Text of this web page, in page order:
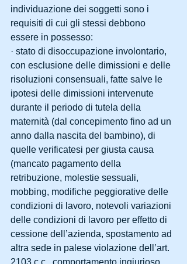
individuazione dei soggetti sono i
requisiti di cui gli stessi debbono
essere in possesso:
· stato di disoccupazione involontario,
con esclusione delle dimissioni e delle
risoluzioni consensuali, fatte salve le
ipotesi delle dimissioni intervenute
durante il periodo di tutela della
maternità (dal concepimento fino ad un
anno dalla nascita del bambino), di
quelle verificatesi per giusta causa
(mancato pagamento della
retribuzione, molestie sessuali,
mobbing, modifiche peggiorative delle
condizioni di lavoro, notevoli variazioni
delle condizioni di lavoro per effetto di
cessione dell’azienda, spostamento ad
altra sede in palese violazione dell’art.
2103 c.c., comportamento ingiurioso